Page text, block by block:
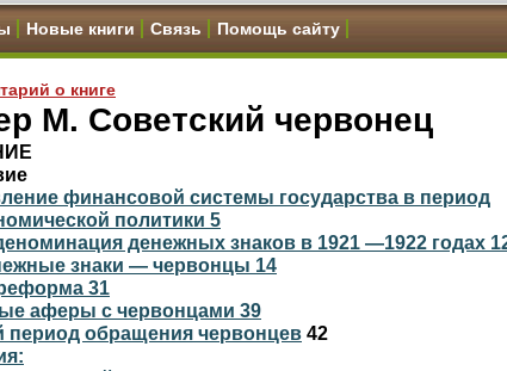
Новые книги Связь Помощь сайту
о книге
М. Советский червонец
финансовой системы государства в период
политики 5
денежных знаков в 1921 —1922 годах
знаки — червонцы 14
31
аферы с червонцами 39
период обращения червонцев 42